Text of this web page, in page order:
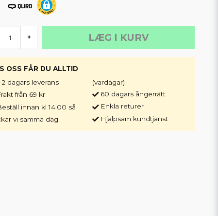
+ LÆG I KURV
OSS FÅR DU ALLTID
2 dagars leverans
från 69 kr
innan kl 14.00 så
vi samma dag
(vardagar)
60 dagars ångerrätt
Enkla returer
Hjälpsam kundtjänst